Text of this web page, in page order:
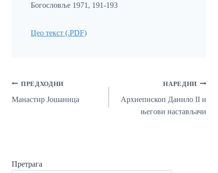
Богословље 1971, 191-193
Цео текст (.PDF)
Кретање
ПРЕДХОДНИ
Манастир Јошаница
НАРЕДНИ
Архиепископ Данило II и
његови настављачи
Претрага